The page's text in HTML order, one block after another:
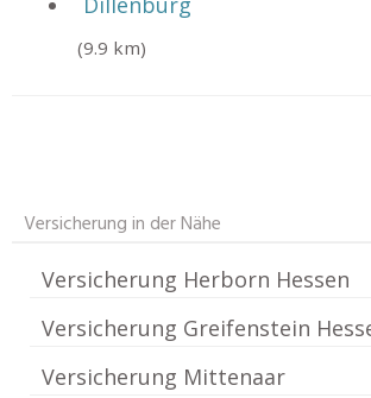
(9.9 km)
Versicherung in der Nähe
Versicherung Herborn Hessen
Versicherung Greifenstein
Versicherung Mittenaar